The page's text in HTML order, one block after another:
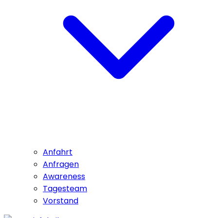
Anfahrt
Anfragen
Awareness
Tagesteam
Vorstand